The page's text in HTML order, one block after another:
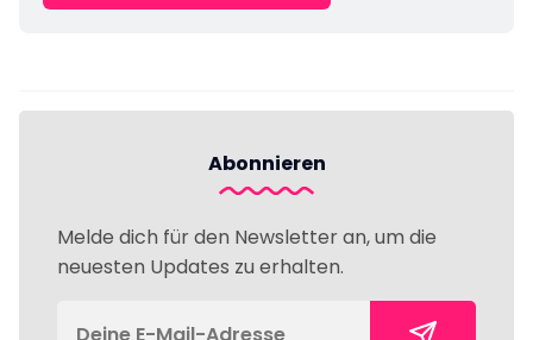
Abonnieren
Melde dich für den Newsletter an, um die
neuesten Updates zu erhalten.